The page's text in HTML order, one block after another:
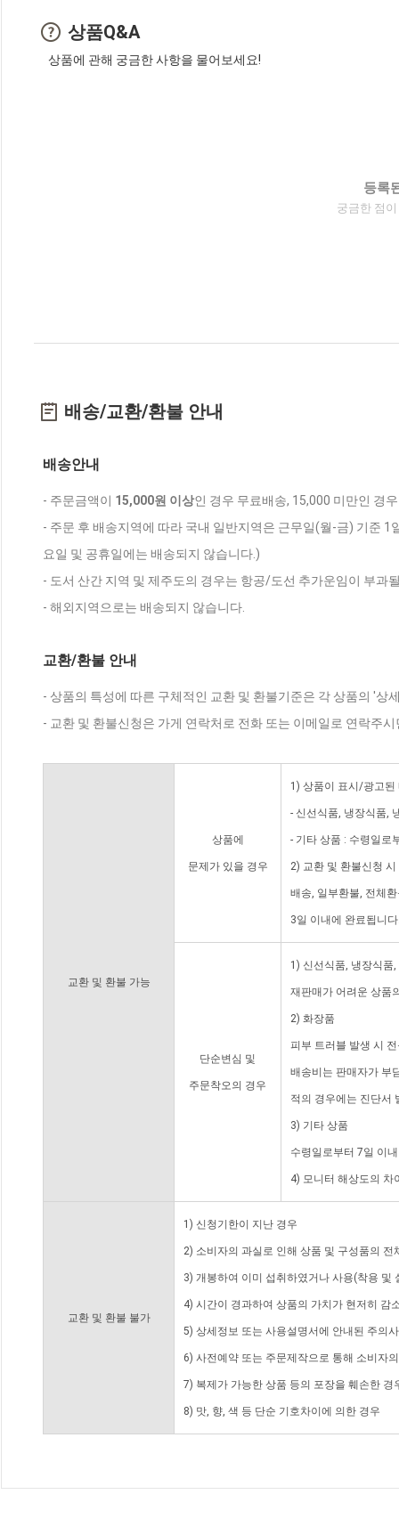
상품Q&A
상품에 관해 궁금한 사항을 물어보세요!
등록
궁금한 점
배송/교환/환불 안내
배송안내
- 주문금액이 15,000원 이상인 경우 무료배송, 15,000 미만인 경
- 주문 후 배송지역에 따라 국내 일반지역은 근무일(월-금) 기준
요일 및 공휴일에는 배송되지 않습니다.)
- 도서 산간 지역 및 제주도의 경우는 항공/도선 추가운임이 부과
- 해외지역으로는 배송되지 않습니다.
교환/환불 안내
- 상품의 특성에 따른 구체적인 교환 및 환불기준은 각 상품의 '상
- 교환 및 환불신청은 가게 연락처로 전화 또는 이메일로 연락주
교환 및 환불 가능
상품에
문제가 있을 경우
1) 상품이 표시/광고된
- 신선식품, 냉장식품,
- 기타 상품 : 수령일로
2) 교환 및 환불신청
배송, 일부환불, 전체
3일 이내에 완료됩니
단순변심 및
주문착오의 경우
1) 신선식품, 냉장식품
재판매가 어려운 상품
2) 화장품
피부 트러블 발생 시
배송비는 판매자가 부
적의 경우에는 진단서
3) 기타 상품
수령일로부터 7일 이
4) 모니터 해상도의 차
교환 및 환불 불가
1) 신청기한이 지난 경우
2) 소비자의 과실로 인해 상품 및 구성품의
3) 개봉하여 이미 섭취하였거나 사용(착용 및
4) 시간이 경과하여 상품의 가치가 현저히 감
5) 상세정보 또는 사용설명서에 안내된 주의
6) 사전예약 또는 주문제작으로 통해 소비자
7) 복제가 가능한 상품 등의 포장을 훼손한 경
8) 맛, 향, 색 등 단순 기호차이에 의한 경우